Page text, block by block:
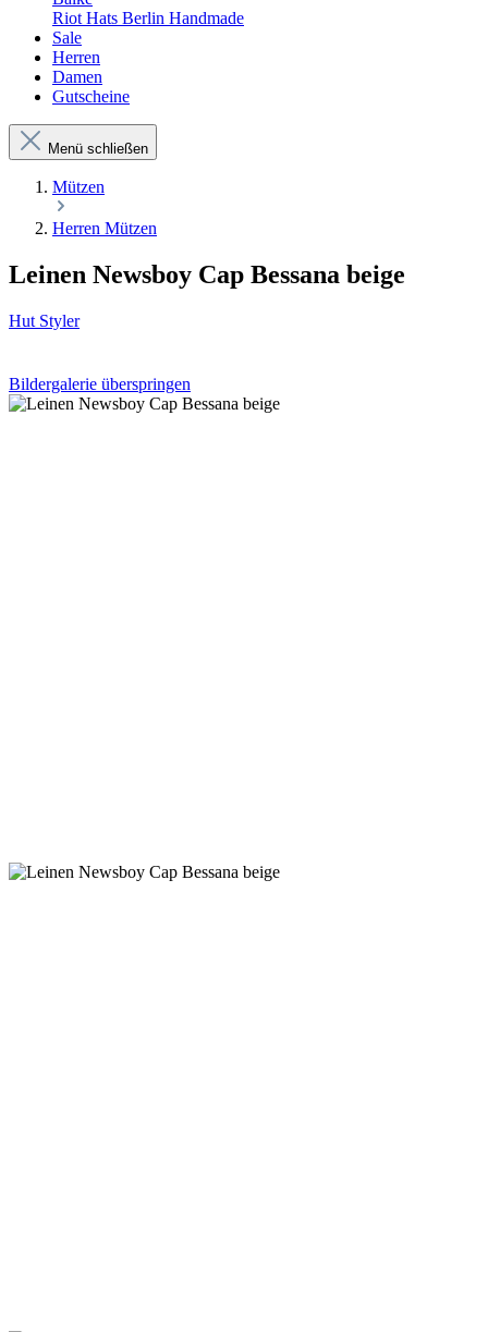
Riot Hats Berlin Handmade
Sale
Herren
Damen
Gutscheine
Menü schließen
Mützen
Herren Mützen
Leinen Newsboy Cap Bessana beige
Hut Styler
Bildergalerie überspringen